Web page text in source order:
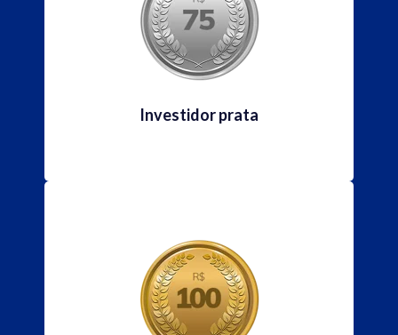
Investidor prata